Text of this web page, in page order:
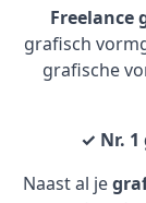
Freelance
grafisch
grafische
✓ Nr. 1
Naast al je